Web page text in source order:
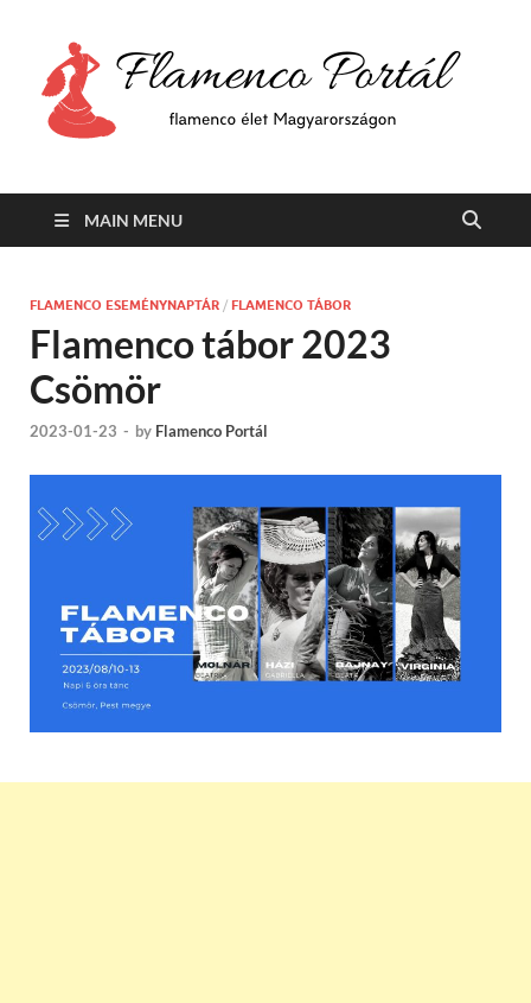
MAIN MENU
FLAMENCO ESEMÉNYNAPTÁR / FLAMENCO TÁBOR
Flamenco tábor 2023
Csömör
2023-01-23 - by Flamenco Portál